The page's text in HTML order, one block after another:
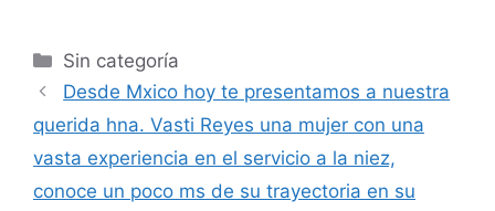
Sin categoría
Desde Mxico hoy te presentamos a nuestra
querida hna. Vasti Reyes una mujer con una
vasta experiencia en el servicio a la niez,
conoce un poco ms de su trayectoria en su